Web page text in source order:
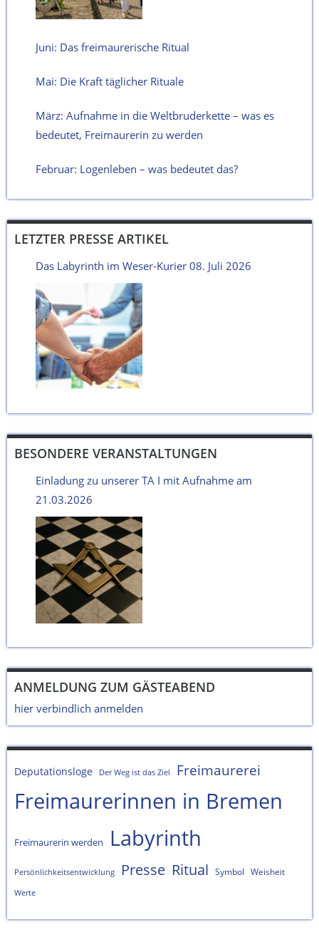
Juni: Das freimaurerische Ritual
Mai: Die Kraft täglicher Rituale
März: Aufnahme in die Weltbruderkette – was es
bedeutet, Freimaurerin zu werden
Februar: Logenleben – was bedeutet das?
LETZTER PRESSE ARTIKEL
Das Labyrinth im Weser-Kurier 08. Juli 2026
BESONDERE VERANSTALTUNGEN
Einladung zu unserer TA I mit Aufnahme am
21.03.2026
ANMELDUNG ZUM GÄSTEABEND
hier verbindlich anmelden
Deputationsloge Der Weg ist das Ziel Freimaurerei
Freimaurerinnen in Bremen
Freimaurerin werden Labyrinth
Persönlichkeitsentwicklung Presse Ritual Symbol Weisheit
Werte